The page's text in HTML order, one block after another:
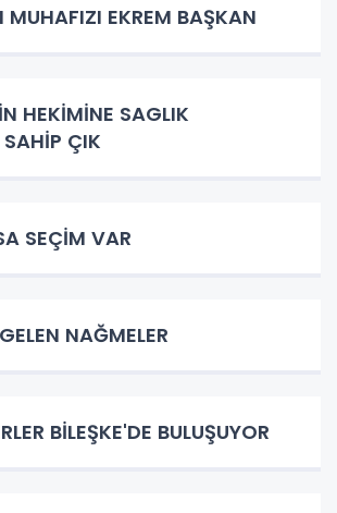
İSTANBUL'UN MUHAFIZI EKREM BAŞKAN
HEKİMİNE SAGLIK
ÇIK
SEÇİM VAR
DİLE GELEN NAĞMELER
SANAT SEVERLER BİLEŞKE'DE BULUŞUYOR